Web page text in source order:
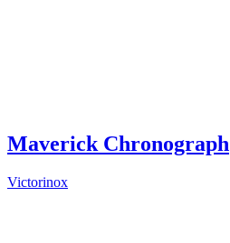
Maverick Chronograph
Victorinox